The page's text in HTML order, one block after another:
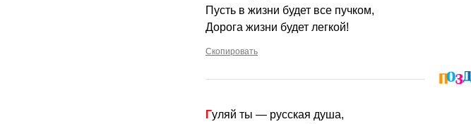
Пусть в жизни будет все пучком,
Дорога жизни будет легкой!
Скопировать
Гуляй ты — русская душа,